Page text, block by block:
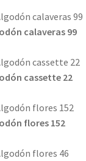
calaveras 99
cassette 22
flores 152